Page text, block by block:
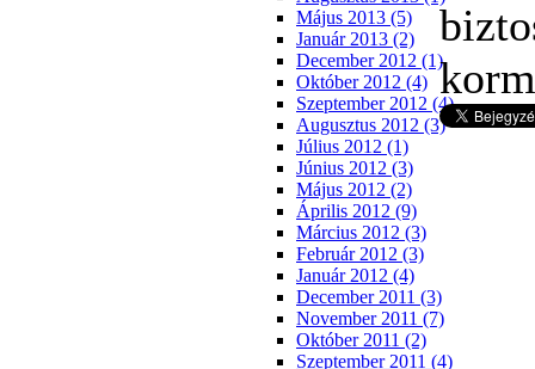
Május 2013 (5)
Január 2013 (2)
December 2012 (1)
Október 2012 (4)
Szeptember 2012 (4)
Augusztus 2012 (3)
Július 2012 (1)
Június 2012 (3)
Május 2012 (2)
Április 2012 (9)
Március 2012 (3)
Február 2012 (3)
Január 2012 (4)
December 2011 (3)
November 2011 (7)
Október 2011 (2)
Szeptember 2011 (4)